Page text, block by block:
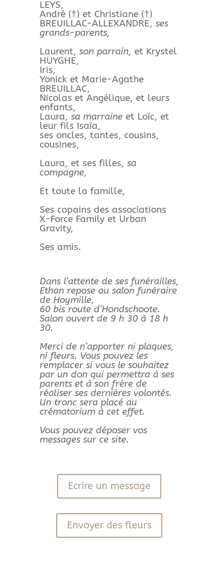
LEYS,
André (†) et Christiane (†)
BREUILLAC-ALLEXANDRE, ses
grands-parents,
Laurent, son parrain, et Krystel
HUYGHE,
Iris,
Yonick et Marie-Agathe
BREUILLAC,
Nicolas et Angélique, et leurs
enfants,
Laura, sa marraineet Loïc, et
leur fils Isaïa,
ses oncles, tantes, cousins,
cousines,
Laura, et ses filles, sa
compagne,
Et toute la famille,
Ses copains des associations
X-Force Family et Urban
Gravity,
Ses amis.
Dans l’attente de ses funérailles,
Ethan repose au salon funéraire
de Hoymille,
60 bis route d’Hondschoote.
Salon ouvert de 9 h 30 à 18 h
30.
Merci de n’apporter ni plaques,
ni fleurs. Vous pouvez les
remplacer si vous le souhaitez
par un don qui permettra à ses
parents et à son frère de
réaliser ses dernières volontés.
Un tronc sera placé au
crématorium à cet effet.
Vous pouvez déposer vos
messages sur ce site.
Ecrire un message
Envoyer des fleurs